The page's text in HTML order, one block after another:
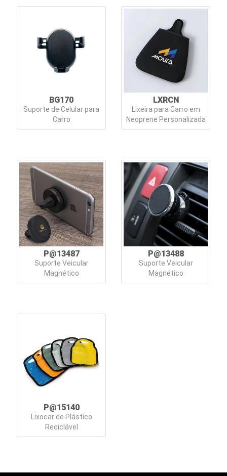
Lanternas
Luminárias
Lápis
Lapiseiras
Linha
Ecológica
Especial
Linha
Feminina
Linha
Masculina
Linha
Pet
Mochilas
Nécessaires
Organizadores
Pen
Drives
BG170
Suporte de Celular para
Carro
LXRCN
Lixeira para Carro em
Neoprene Personalizada
P@13487
Suporte Veicular
Magnético
P@13488
Suporte Veicular
Magnético
P@15140
Lixocar de Plástico
Reciclável